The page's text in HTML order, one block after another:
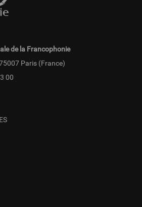
de la Francophonie
Paris (France)
00